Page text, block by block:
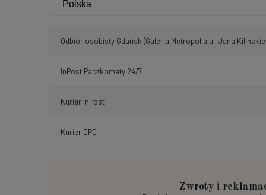
Odbiór osobisty Gdańsk (Galeria Metropolia ul. Jana
InPost Paczkomaty 24/7
Kurier InPost
Kurier DPD
Zwroty i